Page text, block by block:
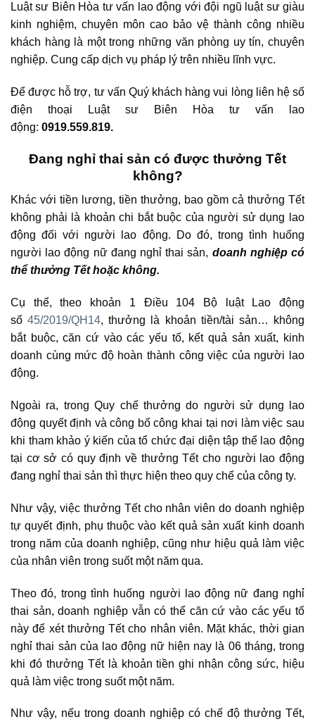
Luật sư Biên Hòa tư vấn lao động với đội ngũ luật sư giàu
kinh nghiệm, chuyên môn cao bảo vệ thành công nhiều
khách hàng là một trong những văn phòng uy tín, chuyên
nghiệp. Cung cấp dịch vụ pháp lý trên nhiều lĩnh vực.
Để được hỗ trợ, tư vấn Quý khách hàng vui lòng liên hệ số
điện thoại Luật sư Biên Hòa tư vấn lao
động: 0919.559.819.
Đang nghỉ thai sản có được thưởng Tết
không?
Khác với tiền lương, tiền thưởng, bao gồm cả thưởng Tết
không phải là khoản chi bắt buộc của người sử dụng lao
động đối với người lao động. Do đó, trong tình huống
người lao động nữ đang nghỉ thai sản, doanh nghiệp có
thể thưởng Tết hoặc không.
Cụ thể, theo khoản 1 Điều 104 Bộ luật Lao động
số45/2019/QH14, thưởng là khoản tiền/tài sản… không
bắt buộc, căn cứ vào các yếu tố, kết quả sản xuất, kinh
doanh cùng mức độ hoàn thành công việc của người lao
động.
Ngoài ra, trong Quy chế thưởng do người sử dụng lao
động quyết định và công bố công khai tại nơi làm việc sau
khi tham khảo ý kiến của tổ chức đại diện tập thể lao động
tại cơ sở có quy định về thưởng Tết cho người lao động
đang nghỉ thai sản thì thực hiện theo quy chế của công ty.
Như vậy, việc thưởng Tết cho nhân viên do doanh nghiệp
tự quyết định, phụ thuộc vào kết quả sản xuất kinh doanh
trong năm của doanh nghiệp, cũng như hiệu quả làm việc
của nhân viên trong suốt một năm qua.
Theo đó, trong tình huống người lao động nữ đang nghỉ
thai sản, doanh nghiệp vẫn có thể căn cứ vào các yếu tố
này để xét thưởng Tết cho nhân viên. Mặt khác, thời gian
nghỉ thai sản của lao động nữ hiện nay là 06 tháng, trong
khi đó thưởng Tết là khoản tiền ghi nhận công sức, hiệu
quả làm việc trong suốt một năm.
Như vậy, nếu trong doanh nghiệp có chế độ thưởng Tết,